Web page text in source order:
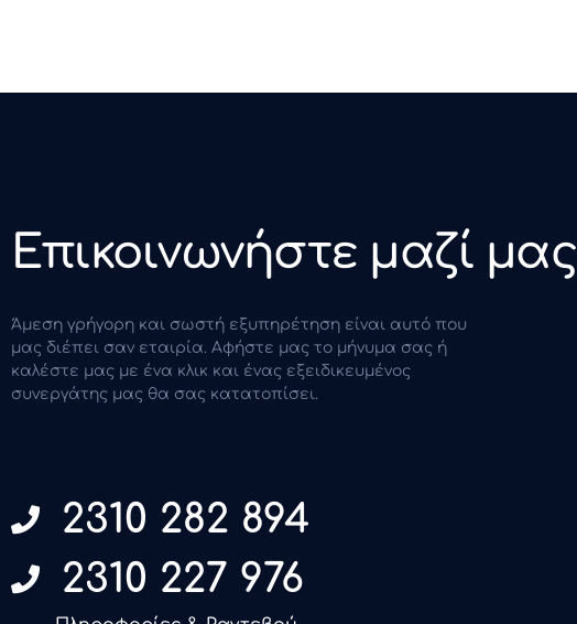
Επικοινωνήστε μαζί μας
Άμεση γρήγορη και σωστή εξυπηρέτηση είναι αυτό που
μας διέπει σαν εταιρία. Αφήστε μας το μήνυμα σας ή
καλέστε μας με ένα κλικ και ένας εξειδικευμένος
συνεργάτης μας θα σας κατατοπίσει.
2310 282 894
2310 227 976